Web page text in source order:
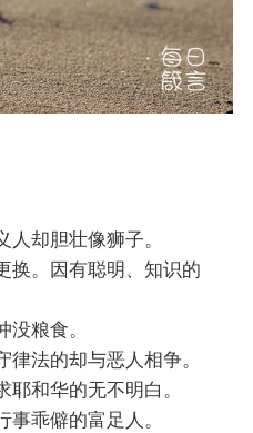
却胆壮像狮子。
换。因有聪明、知识的
粮食。
法的却与恶人相争。
和华的无不明白。
乖僻的富足人。